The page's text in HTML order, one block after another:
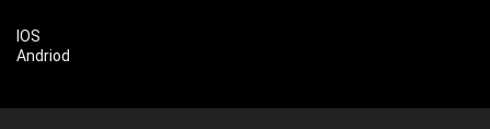
IOS
Andriod